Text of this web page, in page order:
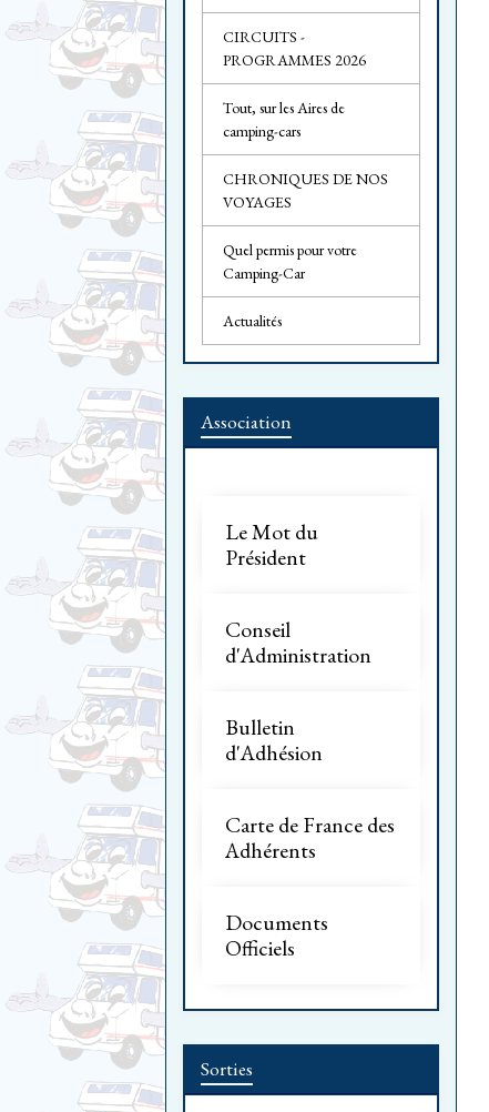
CIRCUITS -
PROGRAMMES 2026
Tout, sur les Aires de
camping-cars
CHRONIQUES DE NOS
VOYAGES
Quel permis pour votre
Camping-Car
Actualités
Association
Le Mot du
Président
Conseil
d'Administration
Bulletin
d'Adhésion
Carte de France des
Adhérents
Documents
Officiels
Sorties